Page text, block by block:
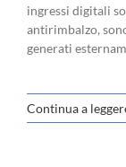
ingressi digitali
antirimbalzo,
generati
Continua a